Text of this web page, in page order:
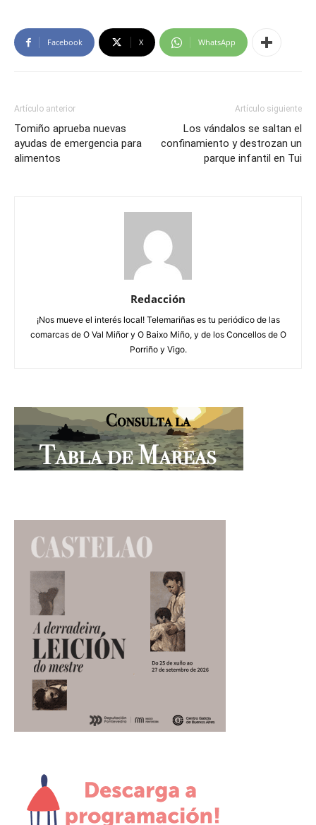
Facebook X WhatsApp
Artículo anterior
Tomiño aprueba nuevas
ayudas de emergencia para
alimentos
Artículo siguiente
Los vándalos se saltan el
confinamiento y destrozan un
parque infantil en Tui
Redacción
¡Nos mueve el interés local! Telemariñas es tu periódico de las
comarcas de O Val Miñor y O Baixo Miño, y de los Concellos de O
Porriño y Vigo.